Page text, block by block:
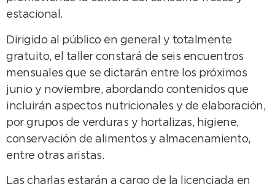
estacional.
Dirigido al público en general y totalmente
gratuito, el taller constará de seis encuentros
mensuales que se dictarán entre los próximos
junio y noviembre, abordando contenidos que
incluirán aspectos nutricionales y de elaboración,
por grupos de verduras y hortalizas, higiene,
conservación de alimentos y almacenamiento,
entre otras aristas.
Las charlas estarán a cargo de la licenciada en